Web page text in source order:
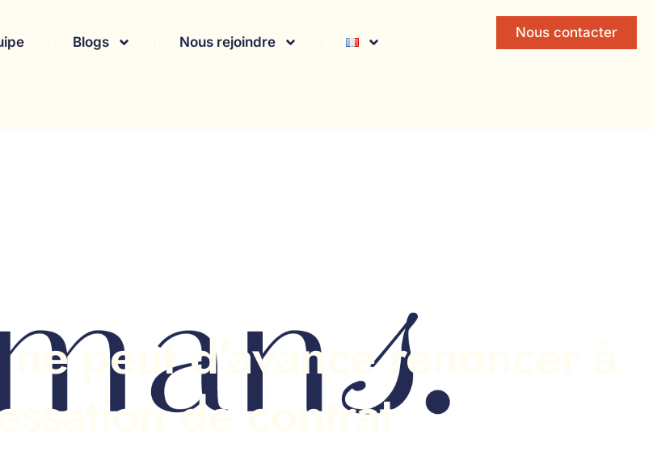
Blogs Nous rejoindre
Nous contacter
ne peut d’avance renoncer à
de contrat